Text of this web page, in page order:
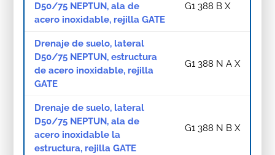
D50/75 NEPTUN, ala de
acero inoxidable, rejilla GATE
G1 388 B X
Drenaje de suelo, lateral
D50/75 NEPTUN, estructura
de acero inoxidable, rejilla
GATE
G1 388 N A X
Drenaje de suelo, lateral
D50/75 NEPTUN, ala de
acero inoxidable la
estructura, rejilla GATE
G1 388 N B X